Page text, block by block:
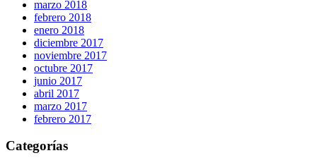
marzo 2018
febrero 2018
enero 2018
diciembre 2017
noviembre 2017
octubre 2017
junio 2017
abril 2017
marzo 2017
febrero 2017
Categorías